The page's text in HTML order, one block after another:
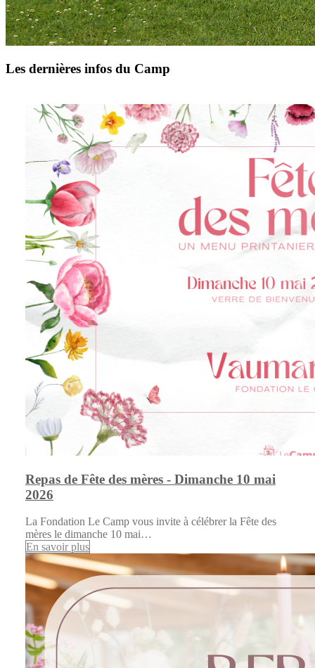
Les dernières infos du Camp
Repas de Fête des mères - Dimanche 10 mai
2026
La Fondation Le Camp vous invite à célébrer la Fête des
mères le dimanche 10 mai…
En savoir plus